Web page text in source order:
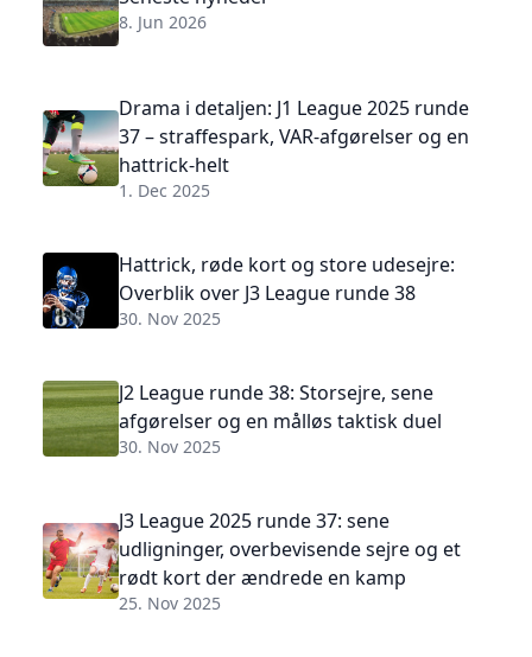
8. Jun 2026
Drama i detaljen: J1 League 2025 runde
37 – straffespark, VAR-afgørelser og en
hattrick-helt
1. Dec 2025
Hattrick, røde kort og store udesejre:
Overblik over J3 League runde 38
30. Nov 2025
J2 League runde 38: Storsejre, sene
afgørelser og en målløs taktisk duel
30. Nov 2025
J3 League 2025 runde 37: sene
udligninger, overbevisende sejre og et
rødt kort der ændrede en kamp
25. Nov 2025